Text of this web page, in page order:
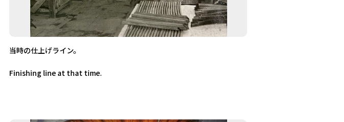
当時の仕上げライン。
Finishing line at that time.